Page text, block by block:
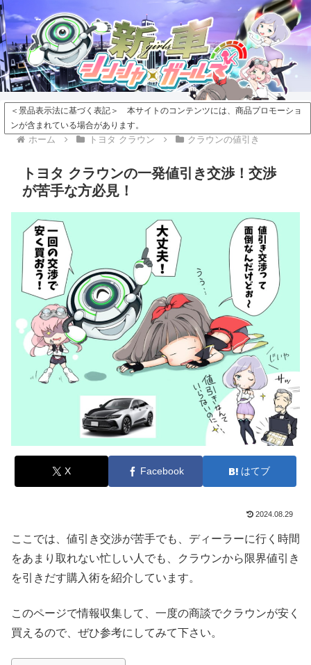
＜景品表示法に基づく表記＞ 本サイトのコンテンツには、商品プロモーショ
ンが含まれている場合があります。
ホーム トヨタ クラウン クラウンの値引き
トヨタ クラウンの一発値引き交渉！交渉
が苦手な方必見！
X Facebook はてブ
2024.08.29
ここでは、値引き交渉が苦手でも、ディーラーに行く時間
をあまり取れない忙しい人でも、クラウンから限界値引き
を引きだす購入術を紹介しています。
このページで情報収集して、一度の商談でクラウンが安く
買えるので、ぜひ参考にしてみて下さい。